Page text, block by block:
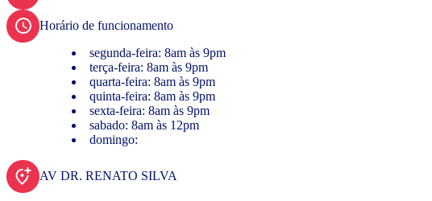
Horário de funcionamento
segunda-feira: 8am às 9pm
terça-feira: 8am às 9pm
quarta-feira: 8am às 9pm
quinta-feira: 8am às 9pm
sexta-feira: 8am às 9pm
sabado: 8am às 12pm
domingo:
AV DR. RENATO SILVA